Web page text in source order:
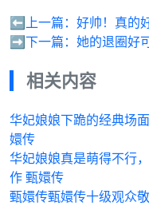
⬅️上一篇： 好帅！真的
➡️下一篇： 她的退圈好
相关内容
华妃娘娘下跪的经典场
嬛传
华妃娘娘真是萌得不行
作 甄嬛传
甄嬛传甄嬛传十级观众